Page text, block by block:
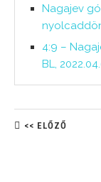
Nagajev
4:9 –
BL,
<< ELŐZŐ